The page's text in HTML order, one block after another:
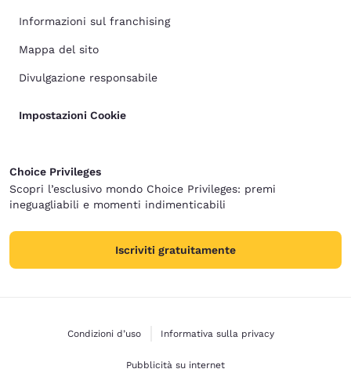
Informazioni sul franchising
Mappa del sito
Divulgazione responsabile
Impostazioni Cookie
Choice Privileges
Scopri l’esclusivo mondo Choice Privileges: premi
ineguagliabili e momenti indimenticabili
Iscriviti gratuitamente
Condizioni d’uso Informativa sulla privacy
Pubblicità su internet